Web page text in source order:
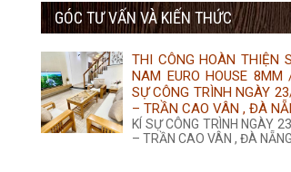
350.000 ₫.
là:
tại
435.000 ₫.
GÓC TƯ VẤN VÀ KIẾN THỨC
THI CÔNG HOÀN THIỆN
NAM EURO HOUSE
SỰ CÔNG TRÌNH NGÀY
– TRẦN CAO VÂN , ĐÀ
KÍ SỰ CÔNG TRÌNH NGÀY
– TRẦN CAO VÂN , ĐÀ